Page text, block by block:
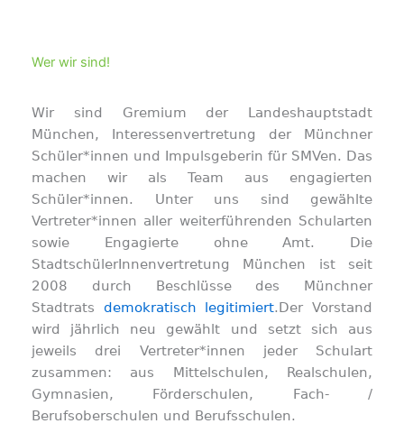
Wer wir sind!
Wir sind Gremium der Landeshauptstadt
München, Interessenvertretung der Münchner
Schüler*innen und Impulsgeberin für SMVen. Das
machen wir als Team aus engagierten
Schüler*innen. Unter uns sind gewählte
Vertreter*innen aller weiterführenden Schularten
sowie Engagierte ohne Amt. Die
StadtschülerInnenvertretung München ist seit
2008 durch Beschlüsse des Münchner
Stadtrats demokratisch legitimiert.Der Vorstand
wird jährlich neu gewählt und setzt sich aus
jeweils drei Vertreter*innen jeder Schulart
zusammen: aus Mittelschulen, Realschulen,
Gymnasien, Förderschulen, Fach- /
Berufsoberschulen und Berufsschulen.